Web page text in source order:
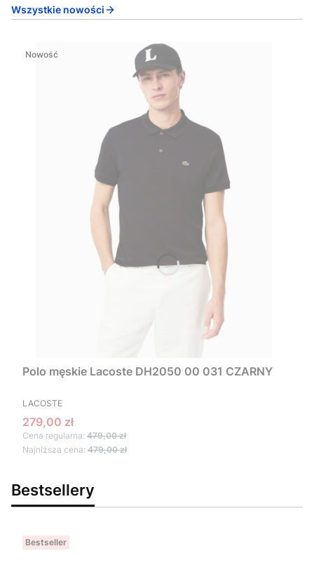
Wszystkie nowości
Nowość
Polo męskie Lacoste DH2050 00 031 CZARNY
PRODUCENT
LACOSTE
Cena promocyjna
279,00 zł
Cena regularna: 479,00 zł
Najniższa cena: 479,00 zł
Bestsellery
Bestseller